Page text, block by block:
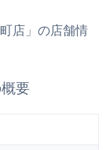
店」の店舗情
要